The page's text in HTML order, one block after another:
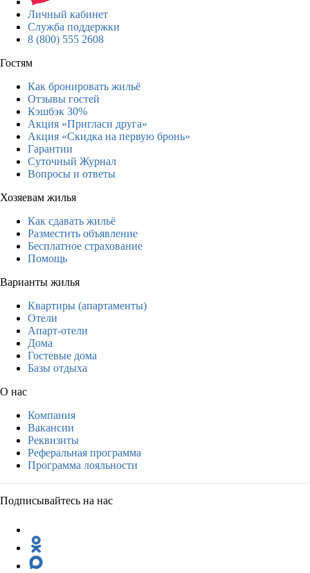
Личный кабинет
Служба поддержки
8 (800) 555 2608
Гостям
Как бронировать жильё
Отзывы гостей
Кэшбэк 30%
Акция «Пригласи друга»
Акция «Скидка на первую бронь»
Гарантии
Суточный Журнал
Вопросы и ответы
Хозяевам жилья
Как сдавать жильё
Разместить объявление
Бесплатное страхование
Помощь
Варианты жилья
Квартиры (апартаменты)
Отели
Апарт-отели
Дома
Гостевые дома
Базы отдыха
О нас
Компания
Вакансии
Реквизиты
Реферальная программа
Программа лояльности
Подписывайтесь на нас